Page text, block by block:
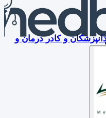
و کادر درمان و